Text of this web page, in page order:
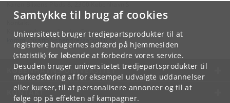
Samtykke til brug af cookies
Universitetet bruger tredjepartsprodukter til at
registrere brugernes adfærd på hjemmesiden
(statistik) for løbende at forbedre vores service.
Desuden bruger universitetet tredjepartsprodukter til
markedsføring af for eksempel udvalgte uddannelser
eller kurser, til at personalisere annoncer og til at
følge op på effekten af kampagner.
Kommunikation, Søndre Campus
kommunikation-soendre
ku dk
KØBENHAVNS UNIVERSITET
KONTAKT